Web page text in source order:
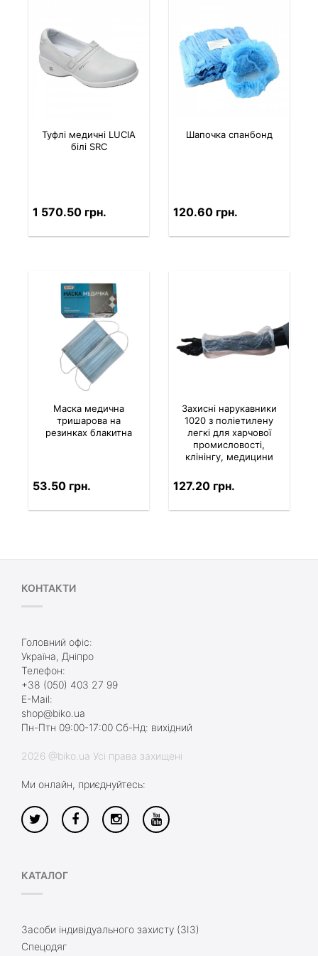
Туфлі медичні LUCIA
білі SRC
1 570.50 грн.
Шапочка спанбонд
120.60 грн.
Маска медична
тришарова на
резинках блакитна
53.50 грн.
Захисні нарукавники
1020 з поліетилену
легкі для харчової
промисловості,
клінінгу, медицини
127.20 грн.
КОНТАКТИ
Головний офіс:
Україна, Дніпро
Телефон:
+38 (050) 403 27 99
E-Mail:
shop@biko.ua
Пн-Птн 09:00-17:00 Сб-Нд: вихідний
2026 @biko.ua Усі права захищені
Ми онлайн, приєднуйтесь:
КАТАЛОГ
Засоби індивідуального захисту (ЗІЗ)
Спецодяг